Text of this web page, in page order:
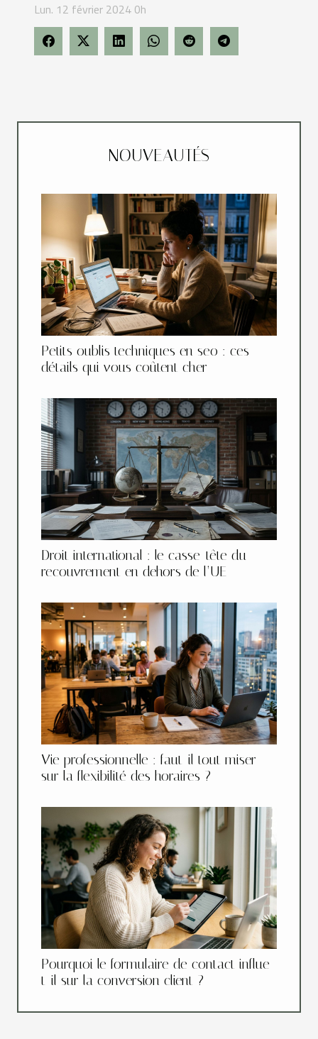
Lun. 12 février 2024 0h
NOUVEAUTÉS
Petits oublis techniques en seo : ces
détails qui vous coûtent cher
Droit international : le casse-tête du
recouvrement en dehors de l’UE
Vie professionnelle : faut-il tout miser
sur la flexibilité des horaires ?
Pourquoi le formulaire de contact influe-
t-il sur la conversion client ?